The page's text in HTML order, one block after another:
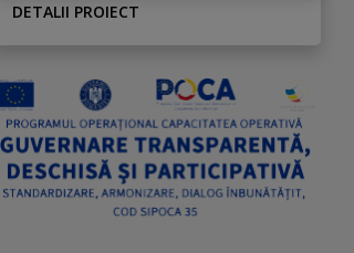
DETALII PROIECT